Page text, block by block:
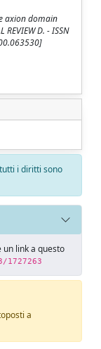
axion domain
D. - ISSN
i diritti sono
link a questo
a